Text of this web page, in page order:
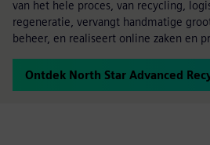
van het hele proces, van recycling,
regeneratie, vervangt handmatige
beheer, en realiseert online zaken en